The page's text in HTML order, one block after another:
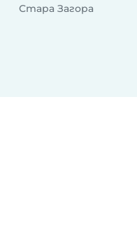
Стара Загора